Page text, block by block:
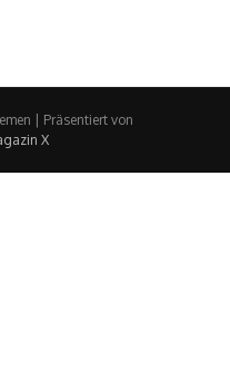
| Präsentiert von
X